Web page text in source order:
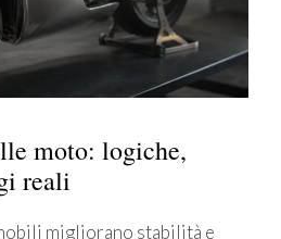
moto: logiche,
reali
migliorano stabilità e